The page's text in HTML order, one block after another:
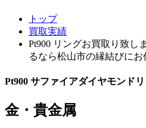
トップ
買取実績
Pt900 リングお買取り致し
るなら松山市の縁結びに
Pt900 サファイアダイヤモンド
金・貴金属